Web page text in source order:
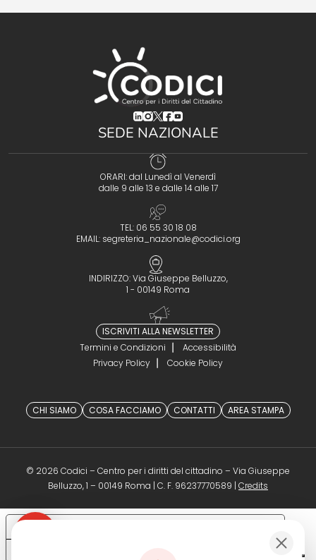
(opens in a new tab)
(opens in a new tab)
(opens in a new tab)
(opens in a new tab)
(opens in a new tab)
SEDE NAZIONALE
ORARI: dal Lunedì al Venerdì
dalle 9 alle 13 e dalle 14 alle 17
TEL: 06 55 30 18 08
EMAIL: segreteria_nazionale@codici.org
INDIRIZZO: Via Giuseppe Belluzzo,
1 - 00149 Roma
ISCRIVITI ALLA NEWSLETTER
Termini e Condizioni
Accessibilità
Privacy Policy
Cookie Policy
CHI SIAMO COSA FACCIAMO CONTATTI AREA STAMPA
© 2026 Codici – Centro per i diritti del cittadino – Via Giuseppe
Belluzzo, 1 – 00149 Roma | C. F. 96237770589 | Credits